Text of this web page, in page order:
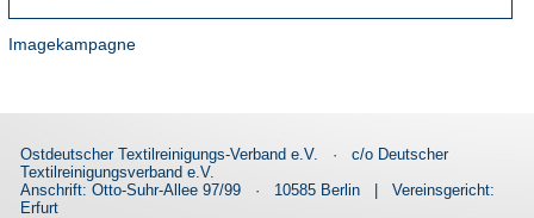
Imagekampagne
Ostdeutscher Textilreinigungs-Verband e.V. ·
c/o Deutscher
Textilreinigungsverband e.V.
Anschrift: Otto-Suhr-Allee 97/99
· 10585 Berlin |
Vereinsgericht:
Erfurt